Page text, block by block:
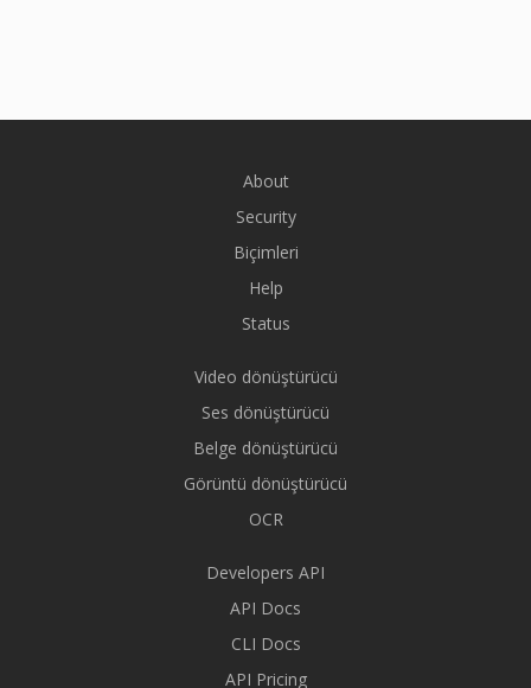
About
Security
Biçimleri
Help
Status
Video dönüştürücü
Ses dönüştürücü
Belge dönüştürücü
Görüntü dönüştürücü
OCR
Developers API
API Docs
CLI Docs
API Pricing